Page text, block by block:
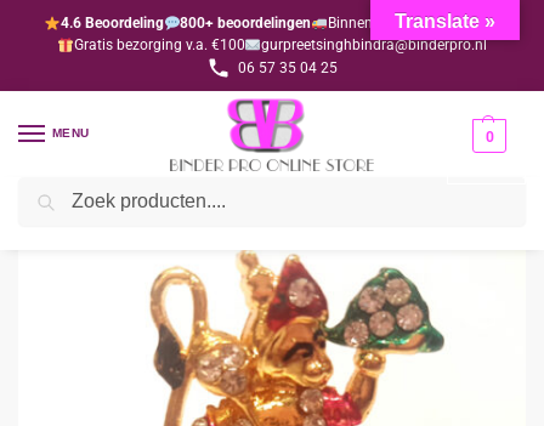
4.6 Beoordeling 800+ beoordelingen
Binnen 1-3 dagen geleverd
Gratis bezorging v.a. €100
gurpreetsinghbindra@binderpro.nl
06 57 35 04 25
MENU 0
Home Bedankjesafdeling
Translate »